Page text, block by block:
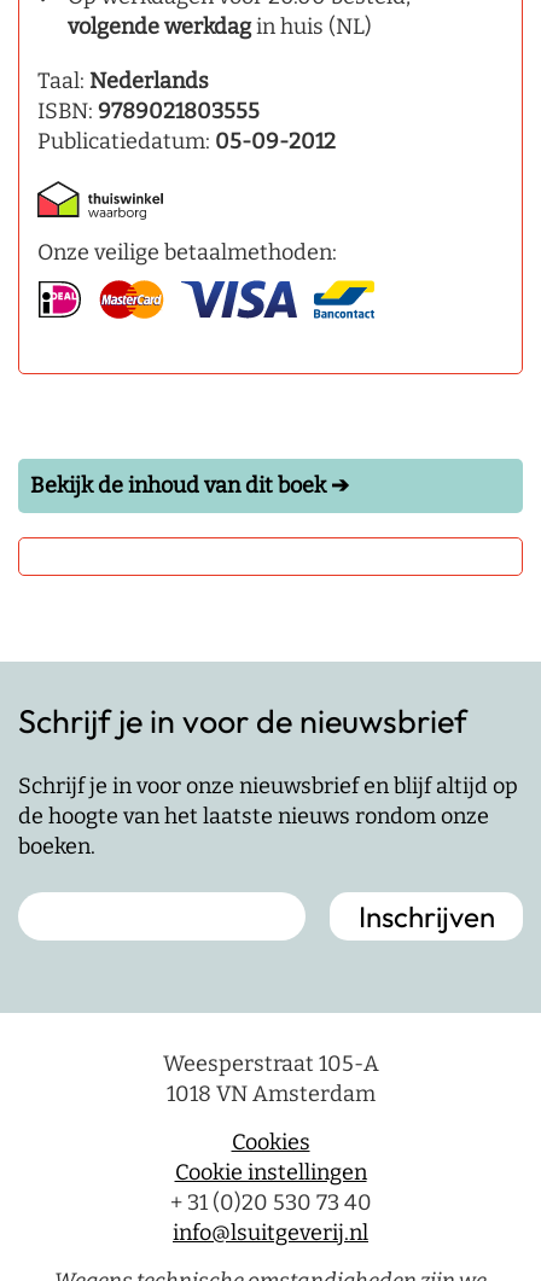
volgende werkdagin huis (NL)
Taal: Nederlands
ISBN: 9789021803555
Publicatiedatum: 05-09-2012
Onze veilige betaalmethoden:
Bekijk de inhoud van dit boek ➔
Schrijf je in voor de nieuwsbrief
Schrijf je in voor onze nieuwsbrief en blijf altijd op
de hoogte van het laatste nieuws rondom onze
boeken.
Weesperstraat 105-A
1018 VN Amsterdam
Cookies
Cookie instellingen
+ 31 (0)20 530 73 40
info@lsuitgeverij.nl